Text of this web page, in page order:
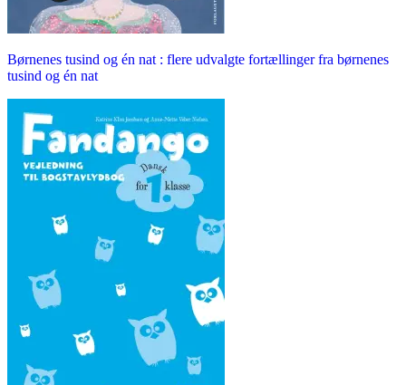
Børnenes tusind og én nat : flere udvalgte fortællinger fra børnenes
tusind og én nat